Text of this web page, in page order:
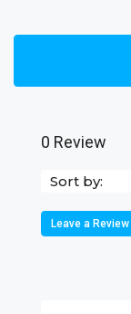
0 Review
Sort by:
Leave a Review